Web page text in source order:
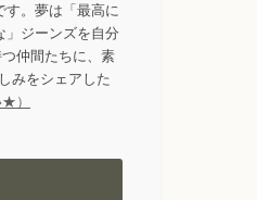
す。夢は「最高に
」ジーンズを自分
仲間たちに、素
みをシェアした
）